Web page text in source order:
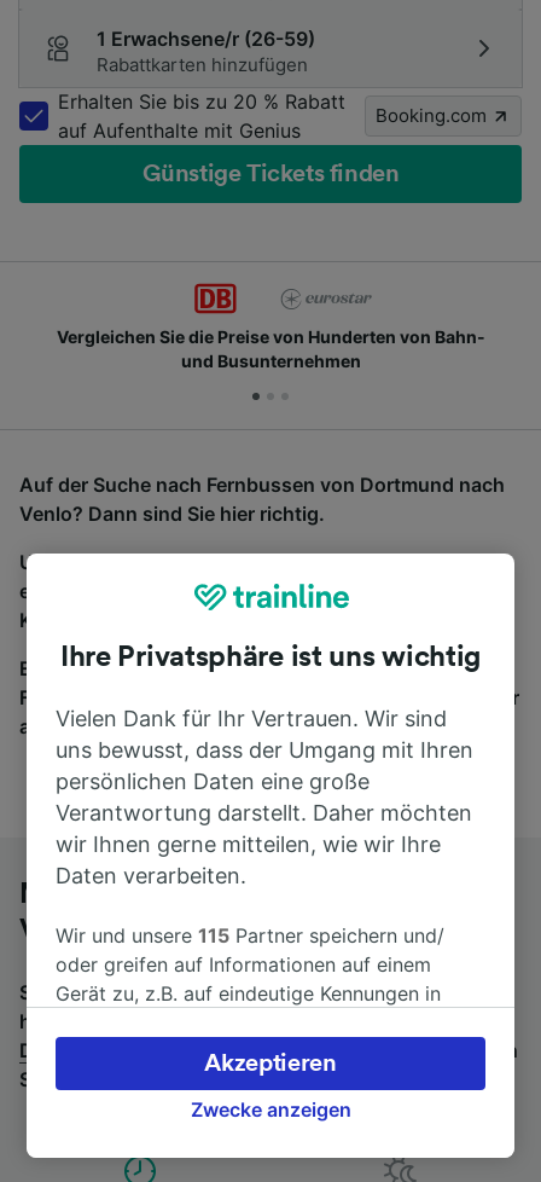
1 Erwachsene/r (26-59)
Rabattkarten hinzufügen
Erhalten Sie bis zu 20 % Rabatt
auf Aufenthalte mit Genius
Booking.com
Günstige Tickets finden
Vergleichen Sie die Preise von Hunderten von Bahn-
und Busunternehmen
Auf der Suche nach Fernbussen von Dortmund nach
Venlo? Dann sind Sie hier richtig.
Um Bustickets zu finden, starten Sie einfach oben
eine Suche und wir vergleichen Fahrtzeiten und
Kosten für Bahn- und Busreisen miteinander.
Egal, wohin die Reise geht – starten Sie mit uns.
Finden Sie hier Fahrkarten für Verbindungen von mehr
als 170 Bahn- und Busunternehmen.
Mit dem Fernbus von Dortmund nach
Venlo
Suchen Sie nach einem Rückfahrtticket? Dann bitte
hier entlang:
Dortmund
Wenn Sie lieber mit dem Zug fahren, prüfen
Sie die
Züge von Dortmund bis Venlo
Ihre Privatsphäre ist uns wichtig
Vielen Dank für Ihr Vertrauen. Wir sind
uns bewusst, dass der Umgang mit Ihren
persönlichen Daten eine große
Verantwortung darstellt. Daher möchten
wir Ihnen gerne mitteilen, wie wir Ihre
Daten verarbeiten.
Wir und unsere115 Partner speichern und/
oder greifen auf Informationen auf einem
Gerät zu, z.B. auf eindeutige Kennungen in
verarbeiten. Sie können Ihre Präferenzen
akzeptieren oder verwalten, einschließlich
Ihres Widerspruchsrechts bei berechtigtem
besuchen Sie jederzeit die Seite der
Zwecke anzeigen
Akzeptieren